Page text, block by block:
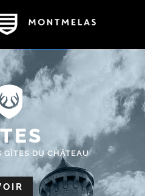
GÎTES DU CHÂTEAU